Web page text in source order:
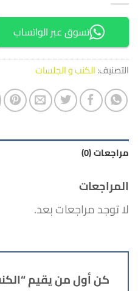
تسوق عبر الواتساب
التصنيف:الكنب و الجلسات
مراجعات (0)
المراجعات
لا توجد مراجعات بعد.
كن أول من يقيم